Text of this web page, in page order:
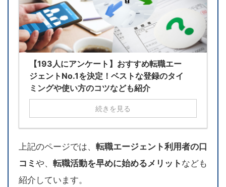
【193人にアンケート】おすすめ転職エー
ジェントNo.1を決定！ベストな登録のタイ
ミングや使い方のコツなども紹介
続きを見る
上記のページでは、 転職エージェント利用者の口
コミ や、 転職活動を早めに始めるメリット なども
紹介しています。